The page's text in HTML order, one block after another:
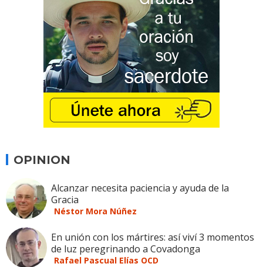
OPINION
Alcanzar necesita paciencia y ayuda de la
Gracia
Néstor Mora Núñez
En unión con los mártires: así viví 3 momentos
de luz peregrinando a Covadonga
Rafael Pascual Elías OCD